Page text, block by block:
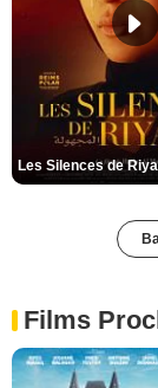
Films